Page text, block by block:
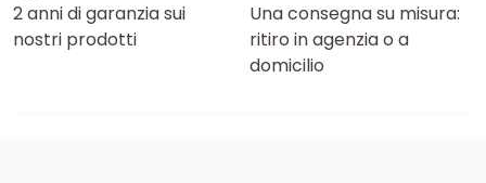
2 anni di garanzia sui
nostri prodotti
Una consegna su misura:
ritiro in agenzia o a
domicilio